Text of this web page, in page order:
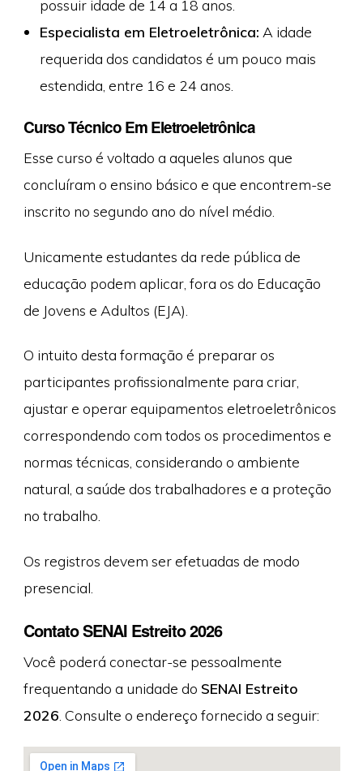
possuir idade de 14 a 18 anos.
Especialista em Eletroeletrônica: A idade
requerida dos candidatos é um pouco mais
estendida, entre 16 e 24 anos.
Curso Técnico Em Eletroeletrônica
Esse curso é voltado a aqueles alunos que
concluíram o ensino básico e que encontrem-se
inscrito no segundo ano do nível médio.
Unicamente estudantes da rede pública de
educação podem aplicar, fora os do Educação
de Jovens e Adultos (EJA).
O intuito desta formação é preparar os
participantes profissionalmente para criar,
ajustar e operar equipamentos eletroeletrônicos
correspondendo com todos os procedimentos e
normas técnicas, considerando o ambiente
natural, a saúde dos trabalhadores e a proteção
no trabalho.
Os registros devem ser efetuadas de modo
presencial.
Contato SENAI Estreito 2026
Você poderá conectar-se pessoalmente
frequentando a unidade do SENAI Estreito
2026 . Consulte o endereço fornecido a seguir: